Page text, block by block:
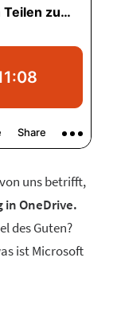
uns betrifft,
in OneDrive.
des Guten?
ist Microsoft